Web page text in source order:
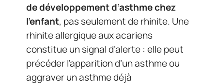
de développement d’asthme chez
l’enfant, pas seulement de rhinite. Une
rhinite allergique aux acariens
constitue un signal d’alerte : elle peut
précéder l’apparition d’un asthme ou
aggraver un asthme déjà